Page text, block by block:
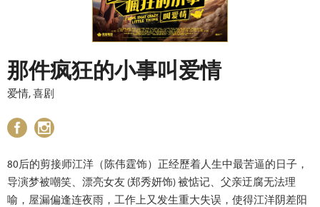
那件疯狂的小事叫爱情
爱情, 喜剧
80后的剪接师江洋（陈伟霆饰）正经歷着人生中最苦逼的日子，
导演梦被嘲笑、漂亮女友 (郑秀妍饰) 被惦记、父亲迂腐无法理
喻，屋漏偏逢连夜雨，工作上又发生重大失误，使得江洋阴差阳